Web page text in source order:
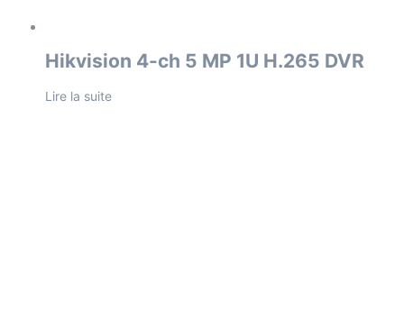
Hikvision 4-ch 5 MP 1U H.265 DVR
Lire la suite